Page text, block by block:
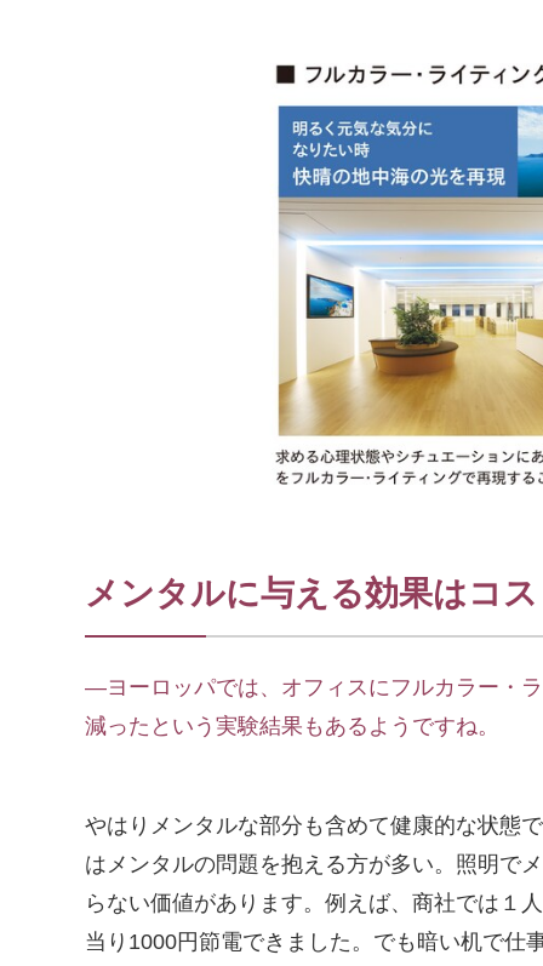
メンタルに与える効果はコ
―ヨーロッパでは、オフィスにフルカラー・
減ったという実験結果もあるようですね。
やはりメンタルな部分も含めて健康的な状態
はメンタルの問題を抱える方が多い。照明で
らない価値があります。例えば、商社では１
当り1000円節電できました。でも暗い机で仕